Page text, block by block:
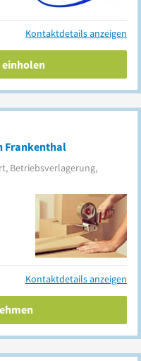
Kontaktdetails anzeigen
einholen
Frankenthal
Betriebsverlagerung,
Kontaktdetails anzeigen